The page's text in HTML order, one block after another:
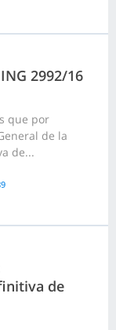
2992/16
que por
de la
de...
de